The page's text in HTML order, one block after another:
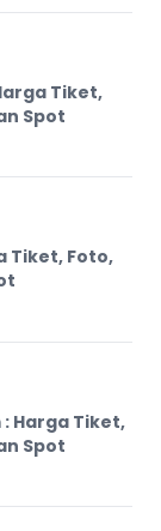
Tiket,
Spot
Tiket, Foto,
Harga Tiket,
Spot